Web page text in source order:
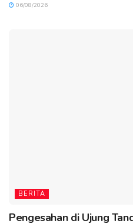
06/08/2026
BERITA
Pengesahan di Ujung